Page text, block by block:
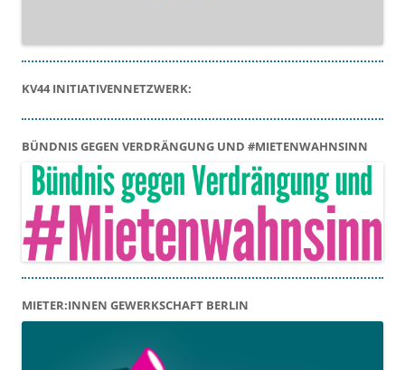
KV44 INITIATIVENNETZWERK:
BÜNDNIS GEGEN VERDRÄNGUNG UND #MIETENWAHNSINN
MIETER:INNEN GEWERKSCHAFT BERLIN